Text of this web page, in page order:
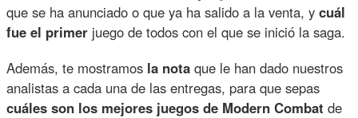
que se ha anunciado o que ya ha salido a la venta, ycuál
fue el primer juego de todos con el que se inició la saga.
Además, te mostramos la nota que le han dado nuestros
analistas a cada una de las entregas, para que sepas
cuáles son los mejores juegos de Modern Combat de